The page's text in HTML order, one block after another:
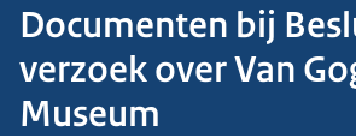
Documenten bij
verzoek over Van
Museum